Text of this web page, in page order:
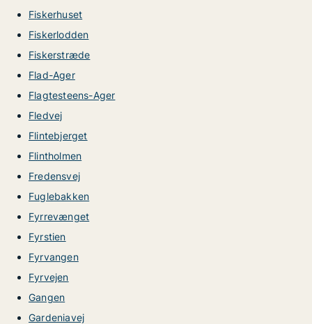
Fiskerhuset
Fiskerlodden
Fiskerstræde
Flad-Ager
Flagtesteens-Ager
Fledvej
Flintebjerget
Flintholmen
Fredensvej
Fuglebakken
Fyrrevænget
Fyrstien
Fyrvangen
Fyrvejen
Gangen
Gardeniavej